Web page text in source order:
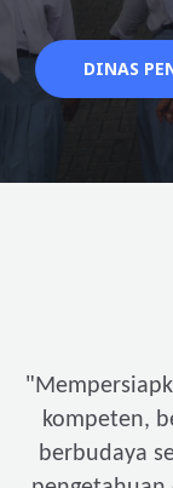
DINAS
"
kompeten,
berbudaya